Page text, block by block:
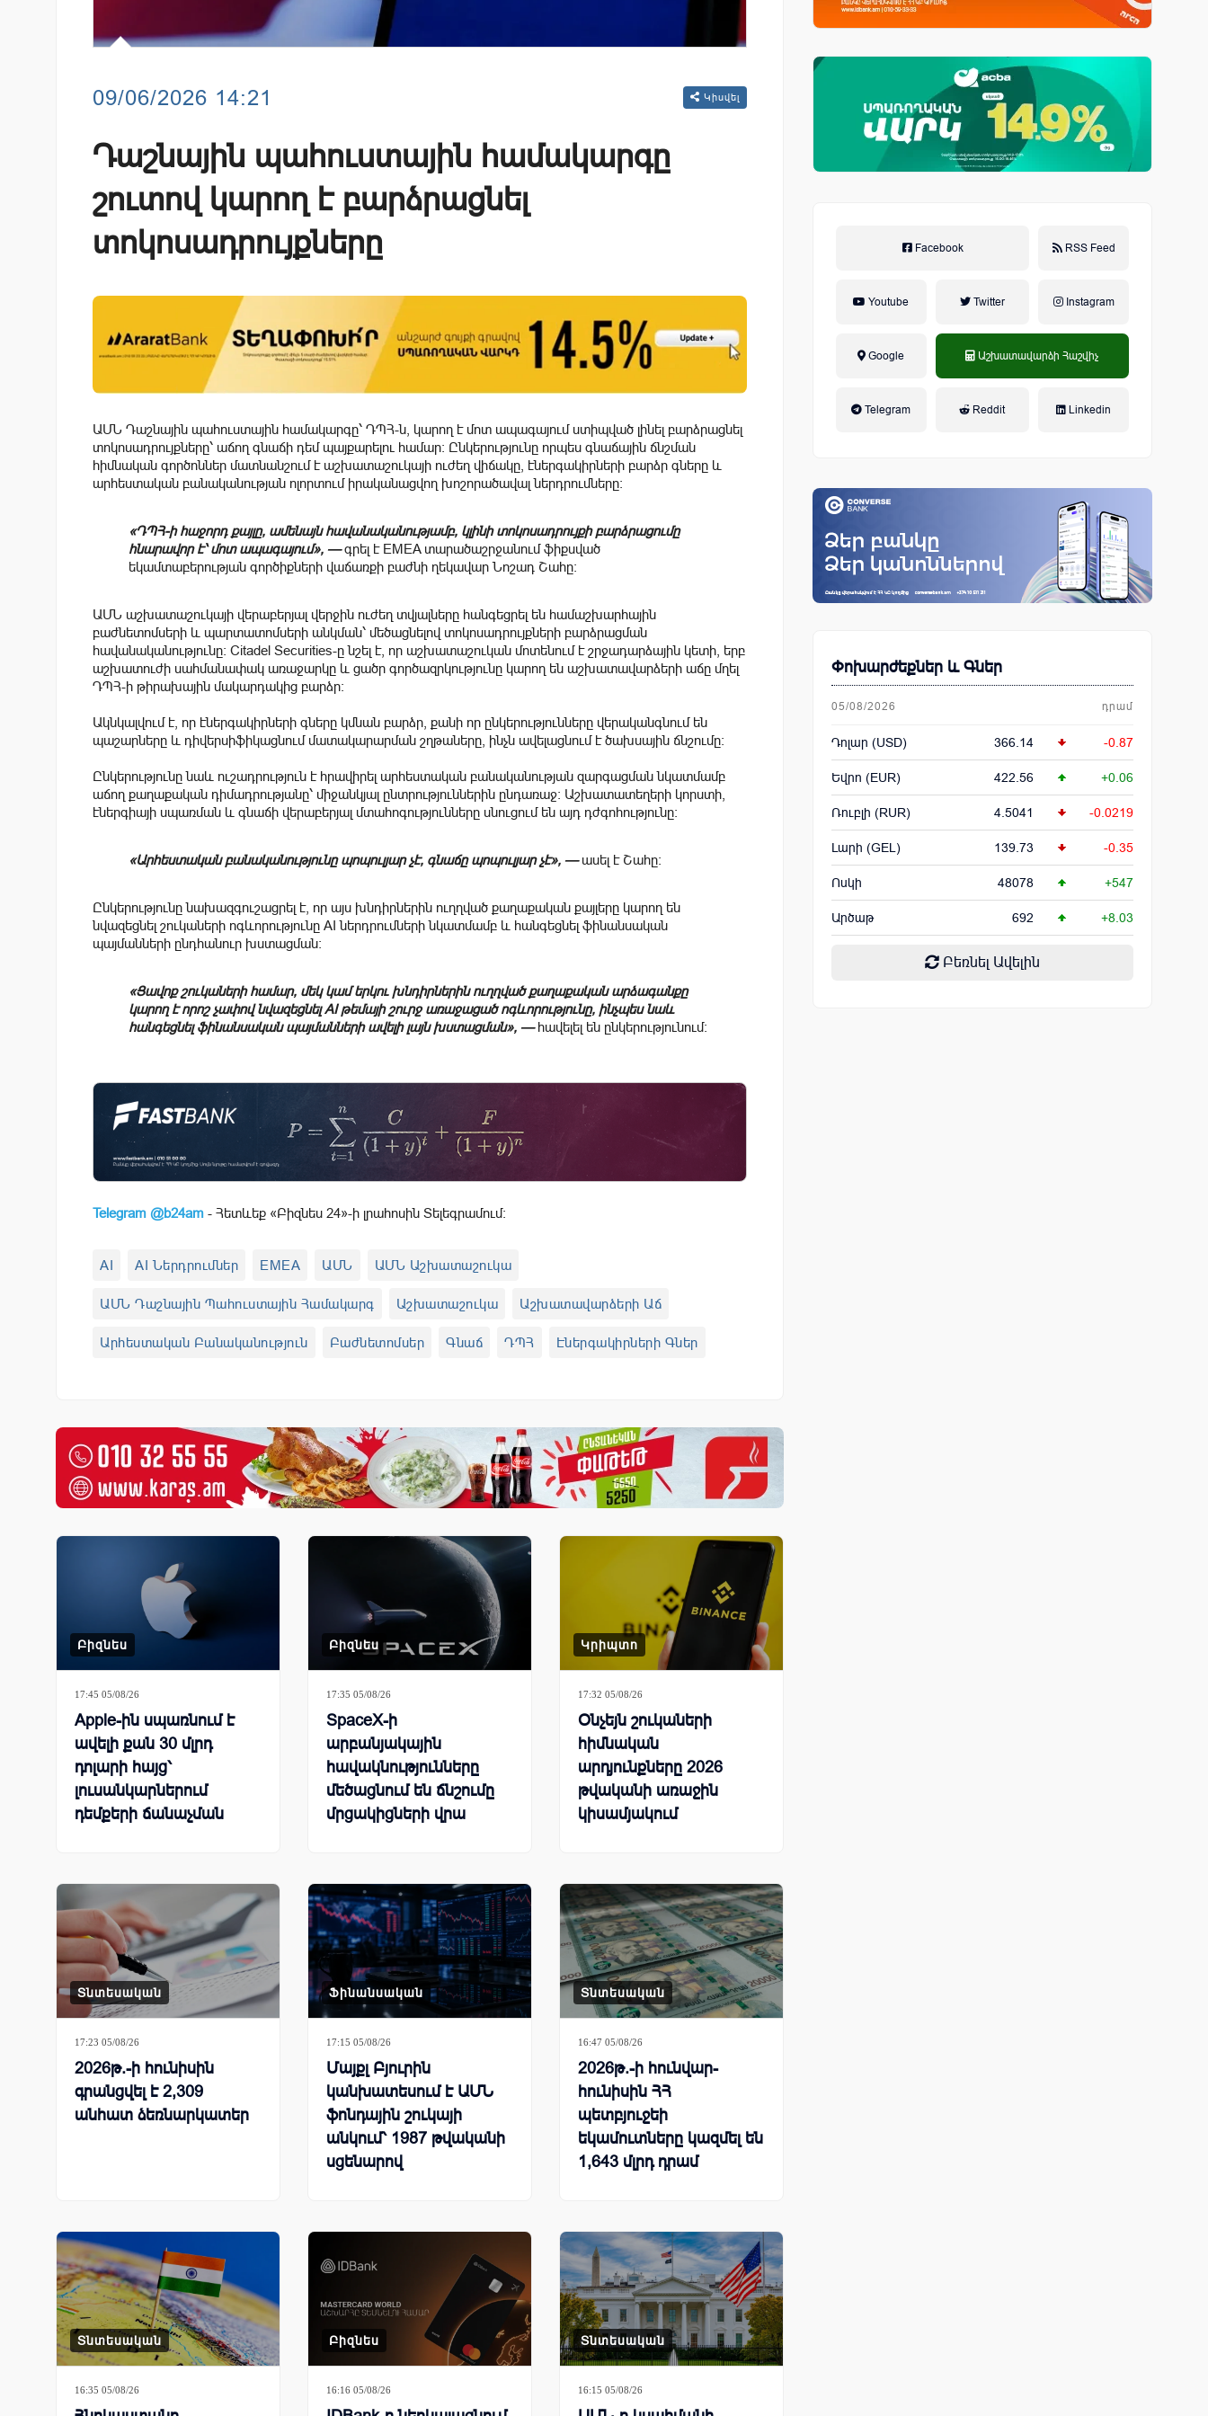
09/06/2026 14:21 Կիսվել
Դաշնային պահուստային համակարգը
շուտով կարող է բարձրացնել
տոկոսադրույքները
ԱՄՆ Դաշնային պահուստային համակարգը՝ ԴՊՀ-ն, կարող է մոտ ապագայում ստիպված լինել բարձրացնել
տոկոսադրույքները՝ աճող գնաճի դեմ պայքարելու համար։ Ընկերությունը որպես գնաճային ճնշման
հիմնական գործոններ մատնանշում է աշխատաշուկայի ուժեղ վիճակը, էներգակիրների բարձր գները և
արհեստական բանականության ոլորտում իրականացվող խոշորածավալ ներդրումները։
«ԴՊՀ-ի հաջորդ քայլը, ամենայն հավանականությամբ, կլինի տոկոսադրույքի բարձրացումը
հնարավոր է՝ մոտ ապագայում», — գրել է EMEA տարածաշրջանում ֆիքսված
եկամտաբերության գործիքների վաճառքի բաժնի ղեկավար Նոշադ Շահը։
ԱՄՆ աշխատաշուկայի վերաբերյալ վերջին ուժեղ տվյալները հանգեցրել են համաշխարհային
բաժնետոմսերի և պարտատոմսերի անկման՝ մեծացնելով տոկոսադրույքների բարձրացման
հավանականությունը։ Citadel Securities-ը նշել է, որ աշխատաշուկան մոտենում է շրջադարձային կետի, երբ
աշխատուժի սահմանափակ առաջարկը և ցածր գործազրկությունը կարող են աշխատավարձերի աճը մղել
ԴՊՀ-ի թիրախային մակարդակից բարձր։
Ակնկալվում է, որ էներգակիրների գները կմնան բարձր, քանի որ ընկերությունները վերականգնում են
պաշարները և դիվերսիֆիկացնում մատակարարման շղթաները, ինչն ավելացնում է ծախսային ճնշումը։
Ընկերությունը նաև ուշադրություն է հրավիրել արհեստական բանականության զարգացման նկատմամբ
աճող քաղաքական դիմադրությանը՝ միջանկյալ ընտրություններին ընդառաջ։ Աշխատատեղերի կորստի,
էներգիայի սպառման և գնաճի վերաբերյալ մտահոգությունները սնուցում են այդ դժգոհությունը։
«Արհեստական բանականությունը պոպուլյար չէ, գնաճը պոպուլյար չէ», —ասել է Շահը։
Ընկերությունը նախազգուշացրել է, որ այս խնդիրներին ուղղված քաղաքական քայլերը կարող են
նվազեցնել շուկաների ոգևորությունը AI ներդրումների նկատմամբ և հանգեցնել ֆինանսական
պայմանների ընդհանուր խստացման։
«Ցավոք շուկաների համար, մեկ կամ երկու խնդիրներին ուղղված քաղաքական արձագանքը
կարող է որոշ չափով նվազեցնել AI թեմայի շուրջ առաջացած ոգևորությունը, ինչպես նաև
հանգեցնել ֆինանսական պայմանների ավելի լայն խստացման», —հավելել են ընկերությունում։
Telegram @b24am - Հետևեք «Բիզնես 24»-ի լրահոսին Տելեգրամում:
AI AI Ներդրումներ EMEA ԱՄՆ ԱՄՆ Աշխատաշուկա
ԱՄՆ Դաշնային Պահուստային Համակարգ Աշխատաշուկա Աշխատավարձերի Աճ
Արհեստական Բանականություն Բաժնետոմսեր Գնաճ ԴՊՀ Էներգակիրների Գներ
Ֆիքսված Եկամտաբերության Գործիքներ AMP
Facebook RSS Feed
Youtube Twitter Instagram
Google Աշխատավարձի Հաշվիչ
Telegram Reddit Linkedin
Փոխարժեքներ և Գներ
05/08/2026 դրամ
Դոլար (USD) 366.14 -0.87
Եվրո (EUR) 422.56 +0.06
Ռուբլի (RUR) 4.5041 -0.0219
Լարի (GEL) 139.73 -0.35
Ոսկի 48078 +547
Արծաթ 692 +8.03
Բեռնել Ավելին
Բիզնես
17:45 05/08/26
Apple-ին սպառնում է
ավելի քան 30 մլրդ
դոլարի հայց՝
լուսանկարներում
դեմքերի ճանաչման
Բիզնես
17:35 05/08/26
SpaceX-ի
արբանյակային
հավակնությունները
մեծացնում են ճնշումը
մրցակիցների վրա
Կրիպտո
17:32 05/08/26
Օնչեյն շուկաների
հիմնական
արդյունքները 2026
թվականի առաջին
կիսամյակում
Տնտեսական
17:23 05/08/26
2026թ.-ի հունիսին
գրանցվել է 2,309
անհատ ձեռնարկատեր
Ֆինանսական
17:15 05/08/26
Մայքլ Բյուրին
կանխատեսում է ԱՄՆ
ֆոնդային շուկայի
անկում՝ 1987 թվականի
սցենարով
Տնտեսական
16:47 05/08/26
2026թ.-ի հունվար-
հունիսին ՀՀ
պետբյուջեի
եկամուտները կազմել են
1,643 մլրդ դրամ
Տնտեսական
16:35 05/08/26
Բիզնես
16:16 05/08/26
Տնտեսական
16:15 05/08/26